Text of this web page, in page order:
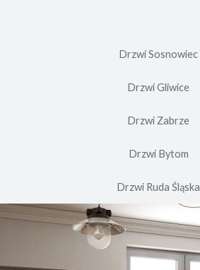
Drzwi Sosnowiec
Drzwi Gliwice
Drzwi Zabrze
Drzwi Bytom
Drzwi Ruda Śląska